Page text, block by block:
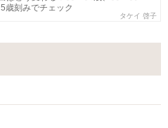
刻みでチェック
タケイ 啓子